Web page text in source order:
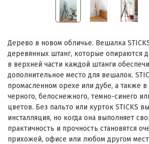
Дерево в новом обличье. Вешалка
деревянных штанг, которые опираются
в верхней части каждой штанги
дополнительное место для вешалок.
промасленном орехе или дубе, а также в
черного, белоснежного, темно-синего
цветов. Без пальто или курток STICKS
инсталляция, но когда она выполняет
практичность и прочность становятся
прихожей, офисе или любом другом